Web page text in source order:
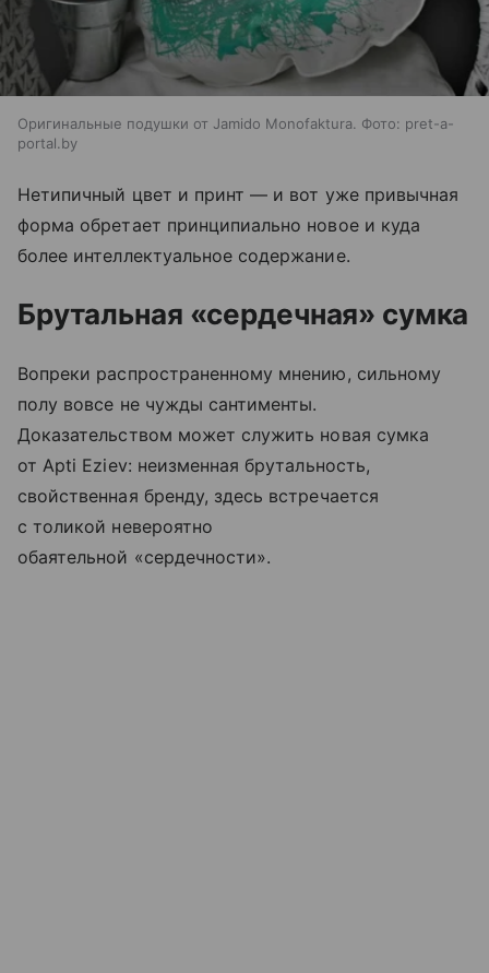
Оригинальные подушки от Jamido Monofaktura. Фото: pret-a-
portal.by
Нетипичный цвет и принт — и вот уже привычная
форма обретает принципиально новое и куда
более интеллектуальное содержание.
Брутальная «сердечная» сумка
Вопреки распространенному мнению, сильному
полу вовсе не чужды сантименты.
Доказательством может служить новая сумка
от Apti Eziev: неизменная брутальность,
свойственная бренду, здесь встречается
с толикой невероятно
обаятельной «сердечности».